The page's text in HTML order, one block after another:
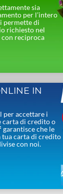
sia
per l’intero
permette di
richiesto nel
reciproca
IN
per accettare i
carta di credito o
garantisce che le
carta di credito
con noi.